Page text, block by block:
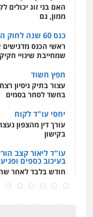
אסירים
לעורכי
האם בני זוג
ממון, גם
כנס 60 שנה לחוק הירושה
ראשי הכנס
שמחייבת שינויי
חפץ חשוד
עצור בתיק ניסיון
בחשד לסחר בסמים
יחסי עו"ד לקוח
עורך דין מהצפון
בקישון
עו"ד ליאור קצב
בעיכוב כספים
חודש בלבד לאחר
קצב הורשע